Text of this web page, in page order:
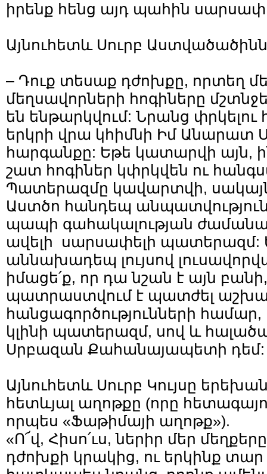
իրենք հենց այդ պահին
Այնուհետև Սուրբ
– Դուք տեսաք դժոխքը, որտեղ
մեղսավորների հոգիները
են ենթարկվում: Նրանց
երկրի վրա կհիմնի Իմ Անարատ
հարգանքը: Եթե կատարվի այն,
շատ հոգիներ կփրկվեն ու
Պատերազմը կավարտվի,
Աստծո հանդեպ
պապի գահակալության ժամանակ
ավելի սարսափելի պատերազմ:
աննախադեպ լույսով
իմացե՛ք, որ դա նշան է այն
պատրաստվում է պատժել
հանցագործությունների
կլինի պատերազմ, սով և
Սրբազան Քահանայապետի դեմ:
Այնուհետև Սուրբ Կույսը
հետևյալ աղոթքը (որը
որպես «Ֆաթիմայի աղոթք»).
«Ո՜վ, Հիսո՛ւս, ներիր մեր
դժոխքի կրակից, ու երկինք տար